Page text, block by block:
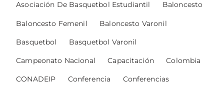
Asociación De Basquetbol Estudiantil Baloncesto
Baloncesto Femenil Baloncesto Varonil
Basquetbol Basquetbol Varonil
Campeonato Nacional Capacitación Colombia
CONADEIP Conferencia Conferencias